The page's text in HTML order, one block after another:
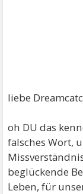
liebe
oh DU das
falsches Wort,
beglückende
Leben, für